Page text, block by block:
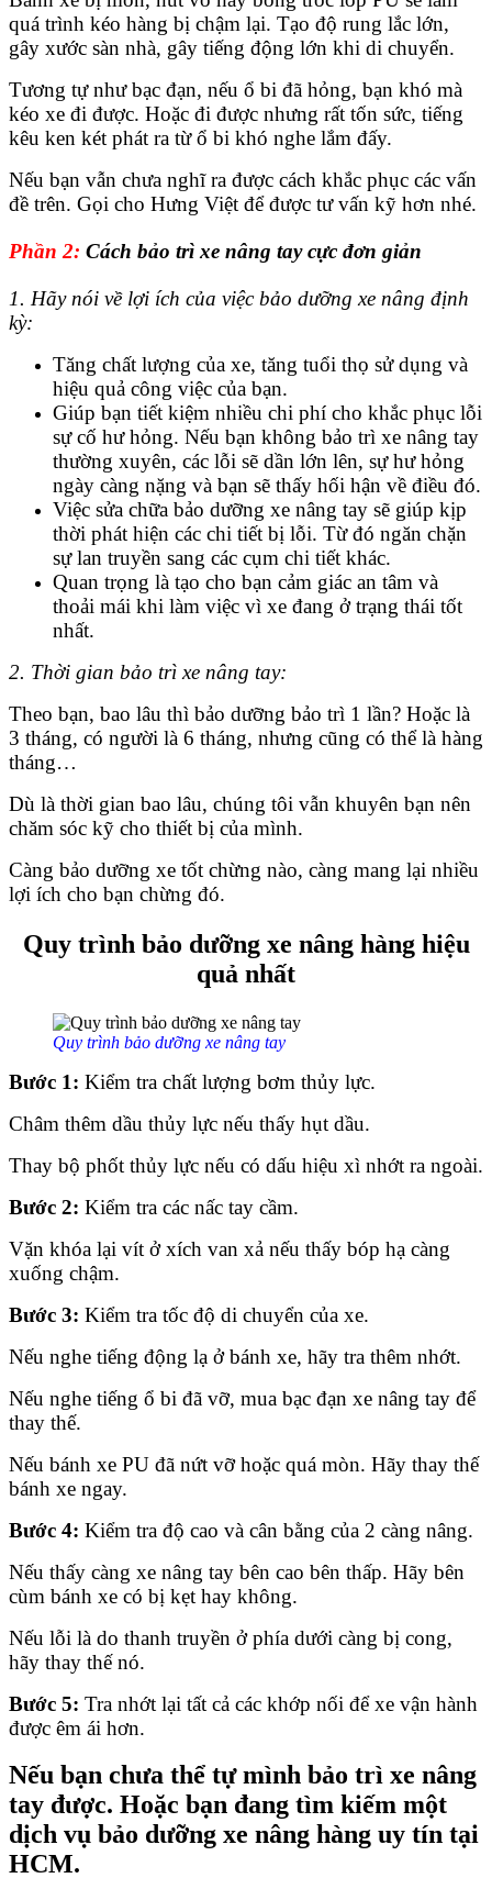
quá trình kéo hàng bị chậm lại. Tạo độ rung lắc lớn,
gây xước sàn nhà, gây tiếng động lớn khi di chuyển.
Tương tự như bạc đạn, nếu ổ bi đã hỏng, bạn khó mà
kéo xe đi được. Hoặc đi được nhưng rất tốn sức, tiếng
kêu ken két phát ra từ ổ bi khó nghe lắm đấy.
Nếu bạn vẫn chưa nghĩ ra được cách khắc phục các vấn
đề trên. Gọi cho Hưng Việt để được tư vấn kỹ hơn nhé.
Phần 2: Cách bảo trì xe nâng tay cực đơn giản
1. Hãy nói về lợi ích của việc bảo dưỡng xe nâng định
kỳ:
Tăng chất lượng của xe, tăng tuổi thọ sử dụng và
hiệu quả công việc của bạn.
Giúp bạn tiết kiệm nhiều chi phí cho khắc phục lỗi
sự cố hư hỏng. Nếu bạn không bảo trì xe nâng tay
thường xuyên, các lỗi sẽ dần lớn lên, sự hư hỏng
ngày càng nặng và bạn sẽ thấy hối hận về điều đó.
Việc sửa chữa bảo dưỡng xe nâng tay sẽ giúp kịp
thời phát hiện các chi tiết bị lỗi. Từ đó ngăn chặn
sự lan truyền sang các cụm chi tiết khác.
Quan trọng là tạo cho bạn cảm giác an tâm và
thoải mái khi làm việc vì xe đang ở trạng thái tốt
nhất.
2. Thời gian bảo trì xe nâng tay:
Theo bạn, bao lâu thì bảo dưỡng bảo trì 1 lần? Hoặc là
3 tháng, có người là 6 tháng, nhưng cũng có thể là hàng
tháng…
Dù là thời gian bao lâu, chúng tôi vẫn khuyên bạn nên
chăm sóc kỹ cho thiết bị của mình.
Càng bảo dưỡng xe tốt chừng nào, càng mang lại nhiều
lợi ích cho bạn chừng đó.
Quy trình bảo dưỡng xe nâng hàng hiệu
quả nhất
Quy trình bảo dưỡng xe nâng tay
Bước 1: Kiểm tra chất lượng bơm thủy lực.
Châm thêm dầu thủy lực nếu thấy hụt dầu.
Thay bộ phốt thủy lực nếu có dấu hiệu xì nhớt ra ngoài.
Bước 2: Kiểm tra các nấc tay cầm.
Vặn khóa lại vít ở xích van xả nếu thấy bóp hạ càng
xuống chậm.
Bước 3: Kiểm tra tốc độ di chuyển của xe.
Nếu nghe tiếng động lạ ở bánh xe, hãy tra thêm nhớt.
Nếu nghe tiếng ổ bi đã vỡ, mua bạc đạn xe nâng tay để
thay thế.
Nếu bánh xe PU đã nứt vỡ hoặc quá mòn. Hãy thay thế
bánh xe ngay.
Bước 4: Kiểm tra độ cao và cân bằng của 2 càng nâng.
Nếu thấy càng xe nâng tay bên cao bên thấp. Hãy bên
cùm bánh xe có bị kẹt hay không.
Nếu lỗi là do thanh truyền ở phía dưới càng bị cong,
hãy thay thế nó.
Bước 5: Tra nhớt lại tất cả các khớp nối để xe vận hành
được êm ái hơn.
Nếu bạn chưa thể tự mình bảo trì xe nâng
tay được. Hoặc bạn đang tìm kiếm một
dịch vụ bảo dưỡng xe nâng hàng uy tín tại
HCM.